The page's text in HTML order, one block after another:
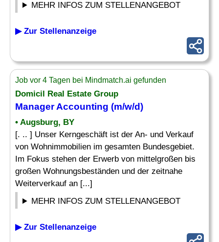
MEHR INFOS ZUM STELLENANGEBOT
▶ Zur Stellenanzeige
Job vor 4 Tagen bei Mindmatch.ai gefunden
Domicil Real Estate Group
Manager Accounting (m/w/d)
• Augsburg, BY
[. .. ] Unser Kerngeschäft ist der An- und Verkauf
von Wohnimmobilien im gesamten Bundesgebiet.
Im Fokus stehen der Erwerb von mittelgroßen bis
großen Wohnungsbeständen und der zeitnahe
Weiterverkauf an [...]
MEHR INFOS ZUM STELLENANGEBOT
▶ Zur Stellenanzeige